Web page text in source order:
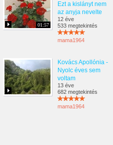
01:57
Ezt a kislányt nem
az anyja nevelte
12 éve
533 megtekintés
mama1964
Kovács Apollónia -
Nyolc éves sem
voltam
13 éve
682 megtekintés
mama1964